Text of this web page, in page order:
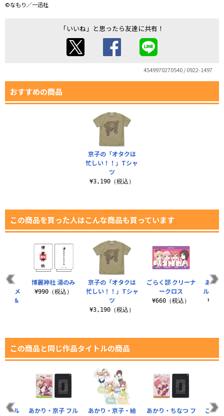
©なもり／一迅社
「いいね」と思ったら友達に共有！
4549970270540 / 0922-1497
おすすめの商品
京子の「オタクは
忙しい！！」Tシャ
ツ
¥3,190（税込）
この商品を買った人はこんな商品も買っています
京子の「オタクは
忙しい！！」Tシャ
ツ
¥3,190（税込）
ごらく部 クリーナ
ークロス
¥660（税込）
あか
ルカラ
方
アメ
夢＆
博麗神社 湯のみ
¥990（税込）
この商品と同じ作品タイトルの商品
あかり・京子・結
あかり・ちなつ フ
ごら
フル
あかり・京子 フル